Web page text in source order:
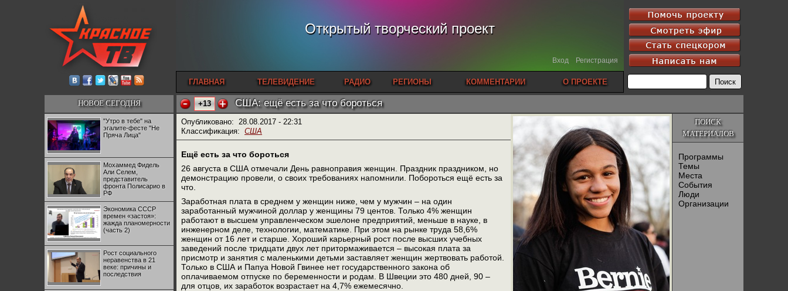
Открытый творческий проект
Вход Регистрация
ГЛАВНАЯ ТЕЛЕВИДЕНИЕ РАДИО РЕГИОНЫ КОММЕНТАРИИ О ПРОЕКТЕ
НОВОЕ СЕГОДНЯ
"Утро в тебе" на
эгалите-фесте "Не
Пряча Лица"
Мохаммед Фидель
Али Селем,
представитель
фронта Полисарио в
РФ
Экономика СССР
времен «застоя»:
жажда планомерности
(часть 2)
Рост социального
неравенства в 21
веке: причины и
последствия
+13 США: ещё есть за что бороться
ПОИСК
МАТЕРИАЛОВ
Программы
Темы
Места
События
Люди
Организации
Опубликовано: 28.08.2017 - 22:31
Классификация: США
Ещё есть за что бороться
26 августа в США отмечали День равноправия женщин. Праздник праздником, но
демонстрацию провели, о своих требованиях напомнили. Побороться ещё есть за
что.
Заработная плата в среднем у женщин ниже, чем у мужчин – на один
заработанный мужчиной доллар у женщины 79 центов. Только 4% женщин
работают в высшем управленческом эшелоне предприятий, меньше в науке, в
инженерном деле, технологии, математике. При этом на рынке труда 58,6%
женщин от 16 лет и старше. Хороший карьерный рост после высших учебных
заведений после тридцати двух лет притормаживается – высокая плата за
присмотр и занятия с маленькими детьми заставляет женщин жертвовать работой.
Только в США и Папуа Новой Гвинее нет государственного закона об
оплачиваемом отпуске по беременности и родам. В Швеции это 480 дней, 90 –
для отцов, их заработок возрастает на 4,7% ежемесячно.